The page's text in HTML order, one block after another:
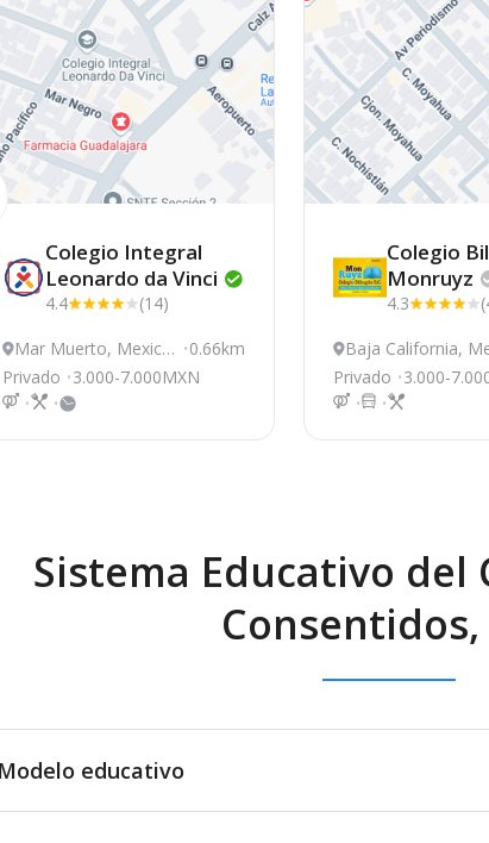
Colegio Integral
Leonardo da Vinci
4.4
(14)
Mar Muerto, Mexical
i
0.66km
Privado
3.000-7.000MXN
Colegio
Monruyz
4.3
Baja California,
Privado
3.000-
Sistema Educativo del
Consentidos,
Modelo educativo